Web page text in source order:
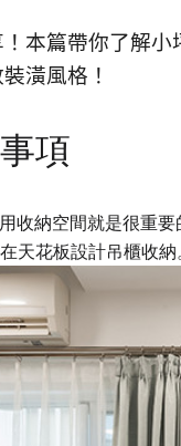
本篇帶你了解小
潢風格 ！
項
收納空間就是很重
天花板設計吊櫃收納